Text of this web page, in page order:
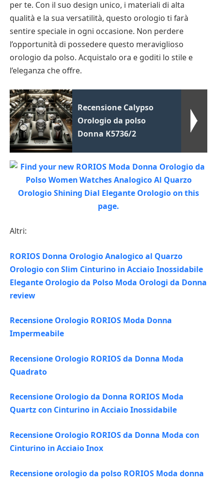
per te. Con il suo design unico, i materiali di alta
qualità e la sua versatilità, questo orologio ti farà
sentire speciale in ogni occasione. Non perdere
l’opportunità di possedere questo meraviglioso
orologio da polso. Acquistalo ora e goditi lo stile e
l’eleganza che offre.
Recensione Calypso
Orologio da polso
Donna K5736/2
Altri:
RORIOS Donna Orologio Analogico al Quarzo
Orologio con Slim Cinturino in Acciaio Inossidabile
Elegante Orologio da Polso Moda Orologi da Donna
review
Recensione Orologio RORIOS Moda Donna
Impermeabile
Recensione Orologio RORIOS da Donna Moda
Quadrato
Recensione Orologio da Donna RORIOS Moda
Quartz con Cinturino in Acciaio Inossidabile
Recensione Orologio RORIOS da Donna Moda con
Cinturino in Acciaio Inox
Recensione orologio da polso RORIOS Moda donna